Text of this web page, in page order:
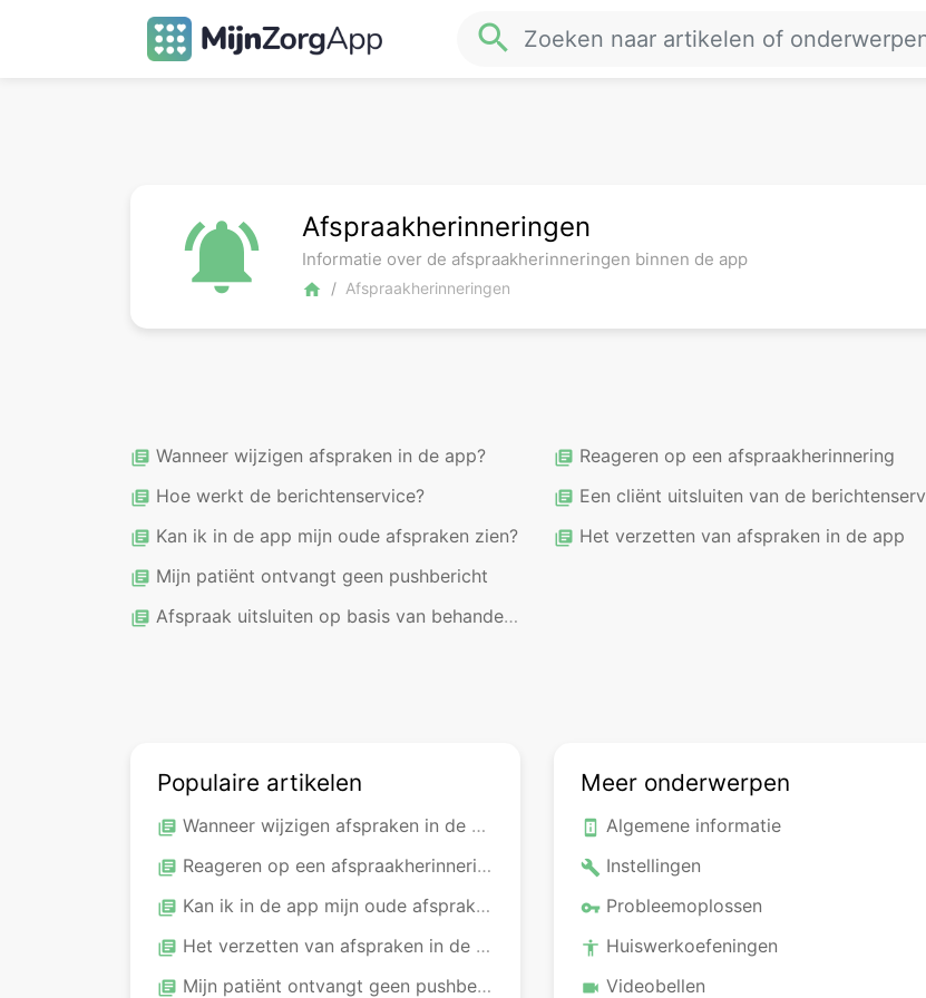
search
notifications_active Afspraakherinneringen
Informatie over de afspraakherinneringen binnen de app
home Afspraakherinneringen
library_books Wanneer wijzigen afspraken in de app?
library_books Hoe werkt de berichtenservice?
library_books Kan ik in de app mijn oude afspraken zien?
library_books Mijn patiënt ontvangt geen pushbericht
library_books Afspraak uitsluiten op basis van behandelcode
library_books Reageren op een afspraakherinnering
library_books Een cliënt uitsluiten van de berichtenservice
library_books Het verzetten van afspraken in de app
Populaire artikelen
library_books Wanneer wijzigen afspraken in de app?
library_books Reageren op een afspraakherinnering
library_books Kan ik in de app mijn oude afspraken zien?
library_books Het verzetten van afspraken in de app
library_books Mijn patiënt ontvangt geen pushbericht
Meer onderwerpen
perm_device_information Algemene informatie
build Instellingen
vpn_key Probleemoplossen
accessibility Huiswerkoefeningen
videocam Videobellen